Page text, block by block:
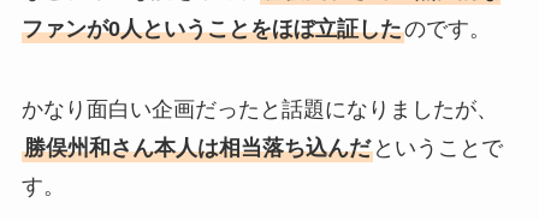
ファンが0人ということをほぼ立証したのです。
かなり面白い企画だったと話題になりましたが、
勝俣州和さん本人は相当落ち込んだということで
す。